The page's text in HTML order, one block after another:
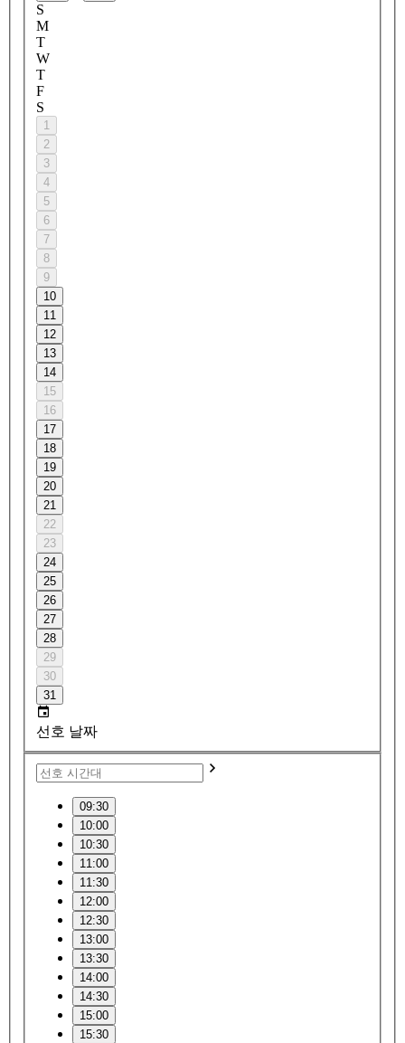
S
M
T
W
T
F
S
1
2
3
4
5
6
7
8
9
10
11
12
13
14
15
16
17
18
19
20
21
22
23
24
25
26
27
28
29
30
31
선호 날짜
09:30
10:00
10:30
11:00
11:30
12:00
12:30
13:00
13:30
14:00
14:30
15:00
15:30